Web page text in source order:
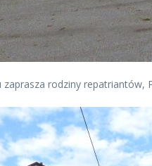
rodziny repatriantów,